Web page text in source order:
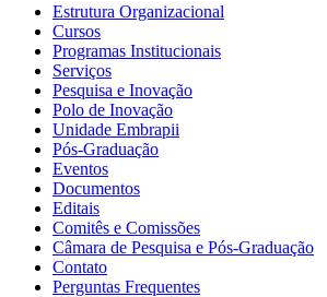
Estrutura Organizacional
Cursos
Programas Institucionais
Serviços
Pesquisa e Inovação
Polo de Inovação
Unidade Embrapii
Pós-Graduação
Eventos
Documentos
Editais
Comitês e Comissões
Câmara de Pesquisa e Pós-Graduação
Contato
Perguntas Frequentes